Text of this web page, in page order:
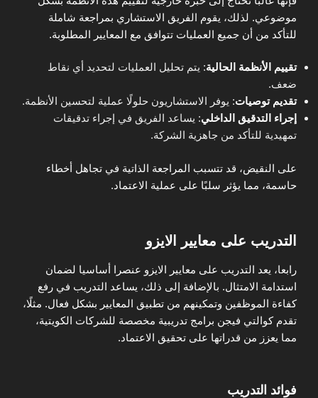
موضوعي. لذلك، يقوم الفريق الاستشاري بمراجعة شاملة
للتأكد من أن جميع العمليات تتوافق مع المعايير المطلوبة.
تقييم الأنظمة الحالية: يتم تحليل العمليات لتحديد أي نقاط
ضعف.
تقديم توصيات: يوفر الاستشاريون حلولًا عملية لتحسين الأنظمة.
إجراء التدقيق الداخلي: يساعد الفريق في إجراء تدقيقات
تمهيدية للتأكد من جاهزية الشركة.
على النقيض، قد تتسبب المراجعة الذاتية في تجاهل أخطاء
حاسمة، مما يؤثر سلبًا على عملية الاعتماد.
التدريب على معايير الايزو
رابعا، يعد التدريب على معايير الايزو عنصرا أساسيا لضمان
استدامة الامتثال. بالإضافة إلى ذلك، يساعد التدريب في رفع
كفاءة الموظفين وتمكينهم من تطبيق المعايير بشكل فعال. مثلًا،
تقدم كوالتي فيجن برامج تدريبية مخصصة للشركات الكويتية،
مما يعزز من قدراتها على تحقيق الاعتماد.
فوائد التدريب